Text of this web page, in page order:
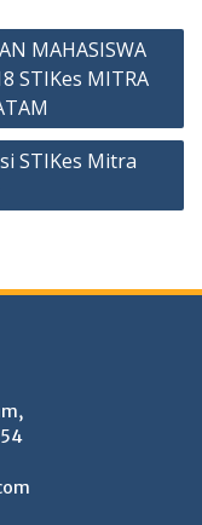
MAHASISWA
STIKes MITRA
STIKes Mitra